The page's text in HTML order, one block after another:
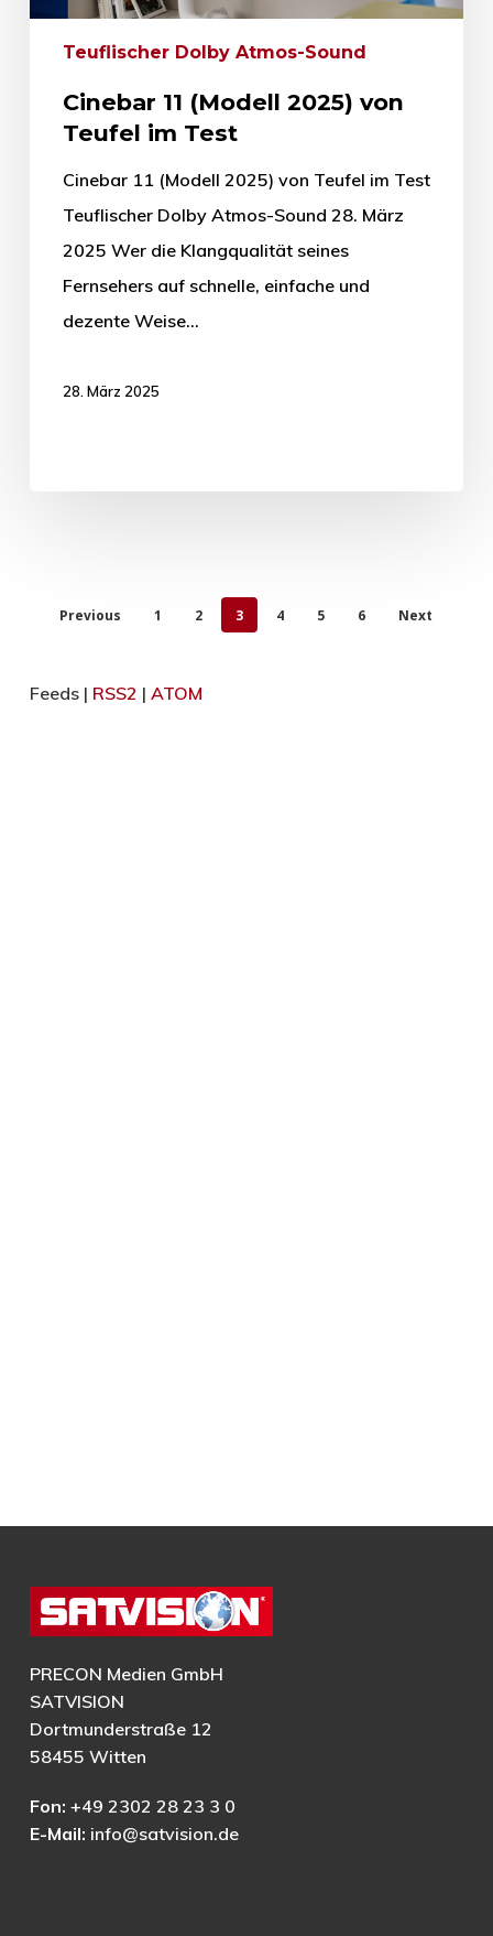
Teuflischer Dolby Atmos-Sound
Cinebar 11 (Modell 2025) von
Teufel im Test
Cinebar 11 (Modell 2025) von Teufel im Test
Teuflischer Dolby Atmos-Sound 28. März
2025 Wer die Klangqualität seines
Fernsehers auf schnelle, einfache und
dezente Weise…
28. März 2025
Previous 1 2 3 4 5 6 Next
Feeds | RSS2 | ATOM
PRECON Medien GmbH
SATVISION
Dortmunderstraße 12
58455 Witten
Fon: +49 2302 28 23 3 0
E-Mail: info@satvision.de